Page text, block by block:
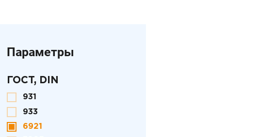
Параметры
ГОСТ, DIN
931
933
6921